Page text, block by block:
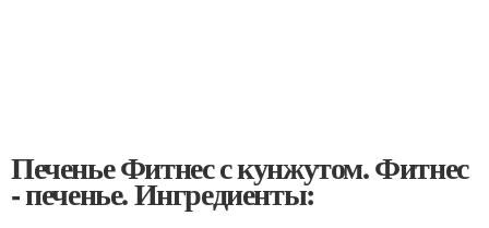
Печенье Фитнес с кунжутом. Фитнес
- печенье. Ингредиенты: